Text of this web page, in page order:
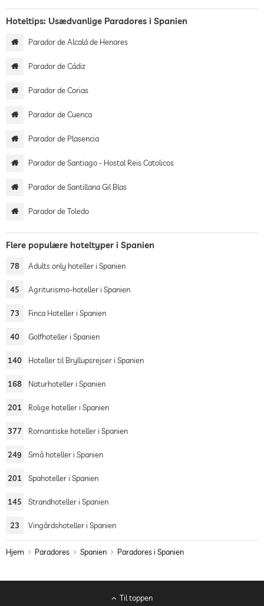
Hoteltips: Usædvanlige Paradores i Spanien
Parador de Alcalá de Henares
Parador de Cádiz
Parador de Corias
Parador de Cuenca
Parador de Plasencia
Parador de Santiago - Hostal Reis Catolicos
Parador de Santillana Gil Blas
Parador de Toledo
Flere populære hoteltyper i Spanien
78 Adults only hoteller i Spanien
45 Agriturismo-hoteller i Spanien
73 Finca Hoteller i Spanien
40 Golfhoteller i Spanien
140 Hoteller til Bryllupsrejser i Spanien
168 Naturhoteller i Spanien
201 Rolige hoteller i Spanien
377 Romantiske hoteller i Spanien
249 Små hoteller i Spanien
201 Spahoteller i Spanien
145 Strandhoteller i Spanien
23 Vingårdshoteller i Spanien
Hjem Paradores Spanien Paradores i Spanien
Til toppen